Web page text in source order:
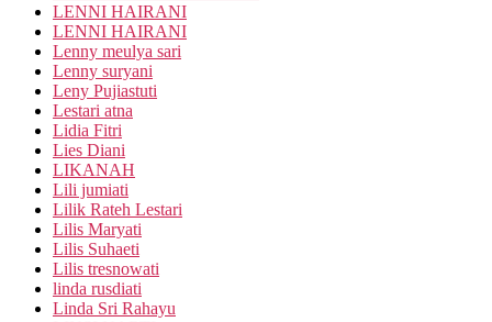
LENNI HAIRANI
LENNI HAIRANI
Lenny meulya sari
Lenny suryani
Leny Pujiastuti
Lestari atna
Lidia Fitri
Lies Diani
LIKANAH
Lili jumiati
Lilik Rateh Lestari
Lilis Maryati
Lilis Suhaeti
Lilis tresnowati
linda rusdiati
Linda Sri Rahayu